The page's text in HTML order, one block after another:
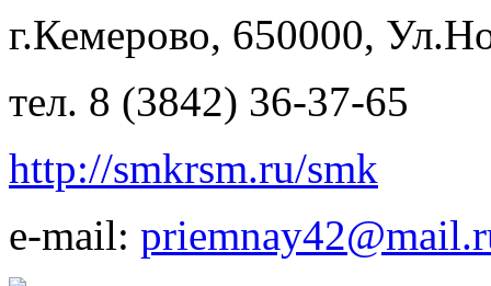
г.Кемерово, 650000,
тел. 8 (3842) 36-37-65
http://smkrsm.ru/smk
e-mail: